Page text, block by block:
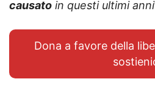
causato in questi ultimi anni
Dona a favore della